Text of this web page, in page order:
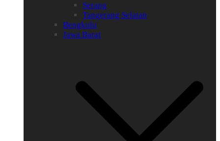
Serang
Tangerang Selatan
Bengkulu
Jawa Barat